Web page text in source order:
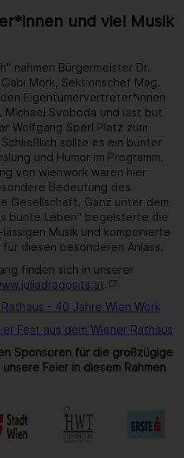
und viel Musik
nahmen Bürgermeister Dr.
Mörk, Sektionschef Mag.
Eigentümervertreter*innen
Michael Svoboda und last but
Wolfgang Sperl Platz zum
sollte es ein bunter
und Humor im Programm.
von wienwork waren hier
Bedeutung des
Gesellschaft. Ganz unter dem
bunte Leben" begeisterte die
Musik und komponierte
diesen besonderen Anlass.
finden sich in unserer
- 40 Jahre Wien Work
Fest aus dem Wiener Rathaus
Sponsoren für die großzügige
Feier in diesem Rahmen